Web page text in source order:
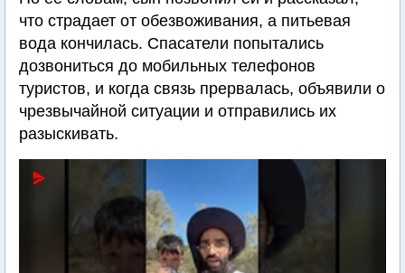
что страдает от обезвоживания, а питьевая
вода кончилась. Спасатели попытались
дозвониться до мобильных телефонов
туристов, и когда связь прервалась, объявили о
чрезвычайной ситуации и отправились их
разыскивать.